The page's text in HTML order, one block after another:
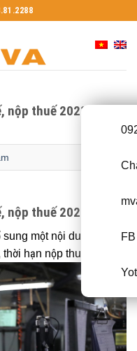
nộp thuế 2023
thuế 2023
một nội dung rất
thời hạn nộp thuế.